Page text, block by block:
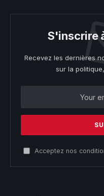
S'inscrire
Recevez les dernières
sur la
Acceptez nos